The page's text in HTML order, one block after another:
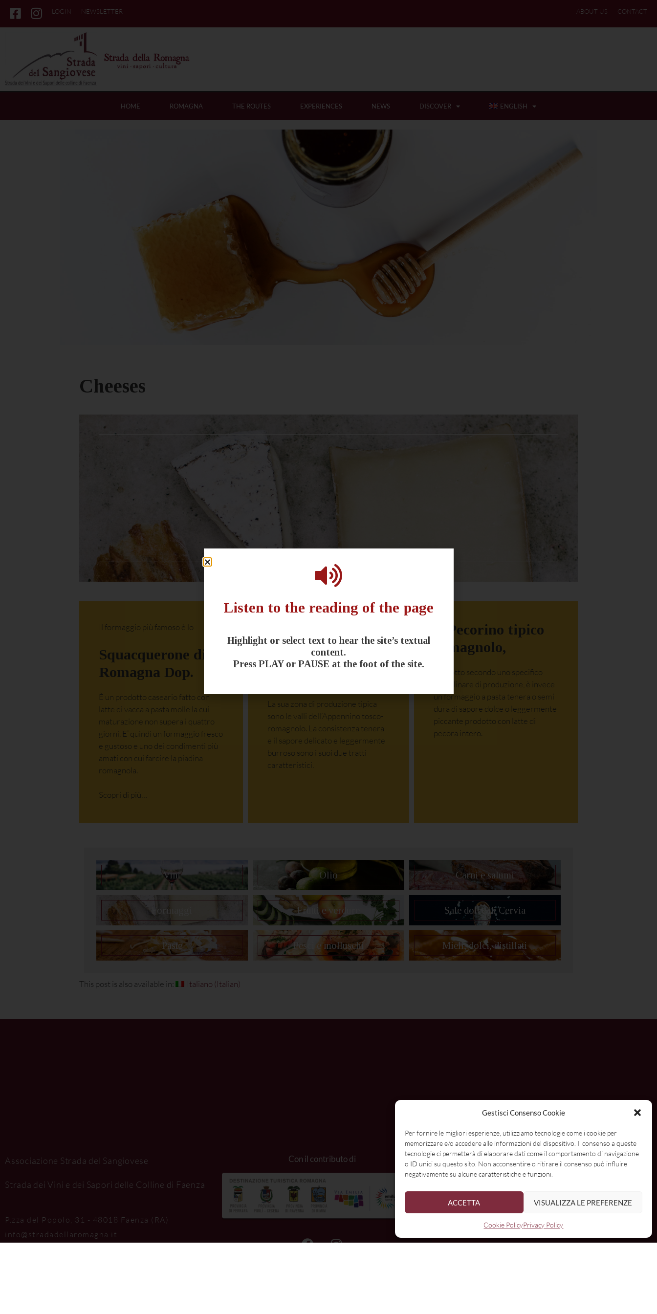
Gestisci Consenso Cookie
Per fornire le migliori esperienze, utilizziamo tecnologie come i cookie per
memorizzare e/o accedere alle informazioni del dispositivo. Il consenso a queste
tecnologie ci permetterà di elaborare dati come il comportamento di navigazione
o ID unici su questo sito. Non acconsentire o ritirare il consenso può influire
negativamente su alcune caratteristiche e funzioni.
ACCETTA VISUALIZZA LE PREFERENZE
Cookie PolicyPrivacy Policy
ABOUT US CONTACT
LOGIN NEWSLETTER
HOME ROMAGNA THE ROUTES EXPERIENCES NEWS DISCOVER ENGLISH
Cheeses
Il formaggio più famoso è lo
Squacquerone di
Romagna Dop.
È un prodotto caseario fatto con
latte di vacca a pasta molle la cui
maturazione non supera i quattro
giorni. E’ quindi un formaggio fresco
e gustoso e uno dei condimenti più
amati con cui farcire la piadina
romagnola.
Scopri di più…
bianca ottenuto dalla cagliatura di
latte crudo vaccino è il
La sua zona di produzione tipica
sono le valli dell’Appennino tosco-
romagnolo. La consistenza tenera
e il sapore delicato e leggermente
burroso sono i suoi due tratti
caratteristici.
Pecorino tipico
romagnolo,
prodotto secondo uno specifico
disciplinare di produzione, è invece
un formaggio a pasta tenera o semi
dura di sapore dolce o leggermente
piccante prodotto con latte di
pecora intero.
Vini Olio Carni e salumi
Formaggi Frutti e verdure Sale dolce di Cervia
Paste Pesci e molluschi Mieli, dolci, distillati
This post is also available in: Italiano (Italian)
Associazione Strada del Sangiovese
Strada dei Vini e dei Sapori delle Colline di Faenza
P.zza del Popolo, 31 - 48018 Faenza (RA)
info@stradadellaromagna.it
Con il contributo di
Nome
I have read and agree to the terms & conditions
Listen to the reading of the page
Highlight or select text to hear the site’s textual
content.
Press PLAY or PAUSE at the foot of the site.